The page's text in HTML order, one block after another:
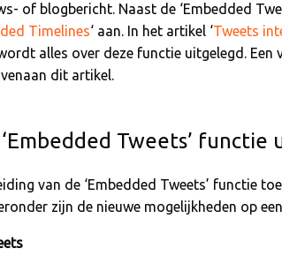
of blogbericht. Naast de ‘Embedded
Timelines‘ aan. In het artikel ‘Tweets
alles over deze functie uitgelegd. Een
dit artikel.
Tweets’ functie
van de ‘Embedded Tweets’ functie
zijn de nieuwe mogelijkheden op